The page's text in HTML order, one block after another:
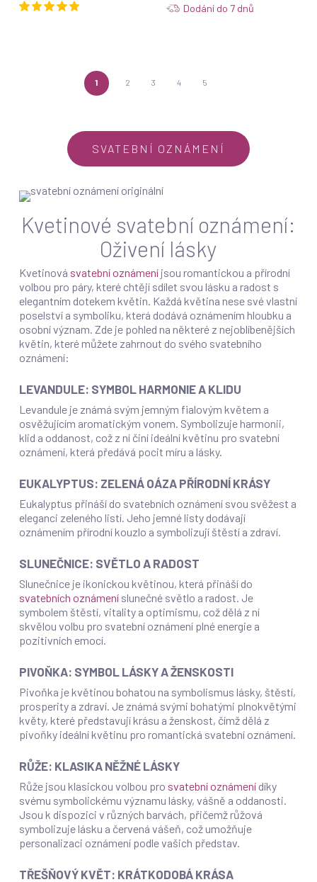
Dodání do 7 dnů
1 2 3 4 5
SVATEBNÍ OZNÁMENÍ
Kvetinové svatební oznámení:
Oživení lásky
Kvetinová svatební oznámeníjsou romantickou a přírodní
volbou pro páry, které chtějí sdílet svou lásku a radost s
elegantním dotekem květin. Každá květina nese své vlastní
poselství a symboliku, která dodává oznámením hloubku a
osobní význam. Zde je pohled na některé z nejoblíbenějších
květin, které můžete zahrnout do svého svatebního
oznámení:
LEVANDULE: SYMBOL HARMONIE A KLIDU
Levandule je známá svým jemným fialovým květem a
osvěžujícím aromatickým vonem. Symbolizuje harmonii,
klid a oddanost, což z ní činí ideální květinu pro svatební
oznámení, která předává pocit míru a lásky.
EUKALYPTUS: ZELENÁ OÁZA PŘÍRODNÍ KRÁSY
Eukalyptus přináší do svatebních oznámení svou svěžest a
eleganci zeleného listí. Jeho jemné listy dodávají
oznámením přírodní kouzlo a symbolizují štěstí a zdraví.
SLUNEČNICE: SVĚTLO A RADOST
Slunečnice je ikonickou květinou, která přináší do
svatebních oznámeníslunečné světlo a radost. Je
symbolem štěstí, vitality a optimismu, což dělá z ní
skvělou volbu pro svatební oznámení plné energie a
pozitivních emocí.
PIVOŇKA: SYMBOL LÁSKY A ŽENSKOSTI
Pivoňka je květinou bohatou na symbolismus lásky, štěstí,
prosperity a zdraví. Je známá svými bohatými plnokvětými
květy, které představují krásu a ženskost, čímž dělá z
pivoňky ideální květinu pro romantická svatební oznámení.
RŮŽE: KLASIKA NĚŽNÉ LÁSKY
Růže jsou klasickou volbou pro svatební oznámenídíky
svému symbolickému významu lásky, vášně a oddanosti.
Jsou k dispozici v různých barvách, přičemž růžová
symbolizuje lásku a červená vášeň, což umožňuje
personalizaci oznámení podle vašich představ.
TŘEŠŇOVÝ KVĚT: KRÁTKODOBÁ KRÁSA